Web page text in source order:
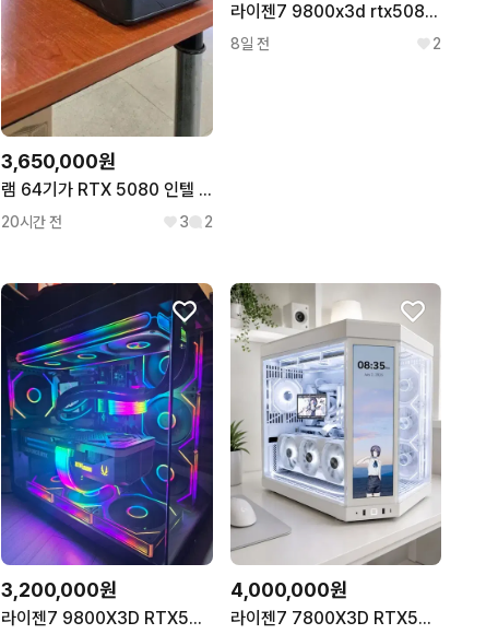
3,650,000원
램 64기가 RTX 5080 인텔 i7-14700F 초고사양 게이밍 PC
20시간 전 3 2
라이젠7 9800x3d rtx5080 y70 신품본체
8일 전 2
3,200,000원
라이젠7 9800X3D RTX5070TI 본체 급매합니다
4,000,000원
라이젠7 7800X3D RTX5070 Y70 어항본체 신품